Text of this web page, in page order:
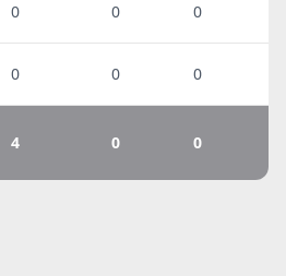
0 0 0
0 0 0
4 0 0